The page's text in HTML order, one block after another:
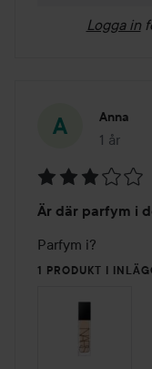
Logga in
Anna
1 år
Inlägget
3
av
5
Är där parfym i
Parfym i?
1 PRODUKT I